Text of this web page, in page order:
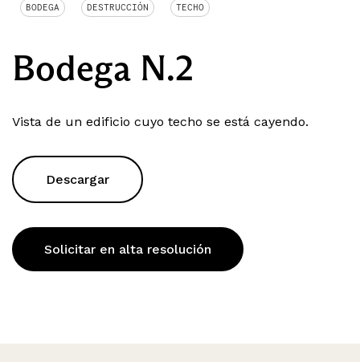
BODEGA DESTRUCCIÓN TECHO
Bodega N.2
Vista de un edificio cuyo techo se está cayendo.
Descargar
Solicitar en alta resolución